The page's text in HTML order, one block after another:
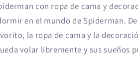
con ropa de cama y
en el mundo de Spiderman.
la ropa de cama y la
volar libremente y sus sueños